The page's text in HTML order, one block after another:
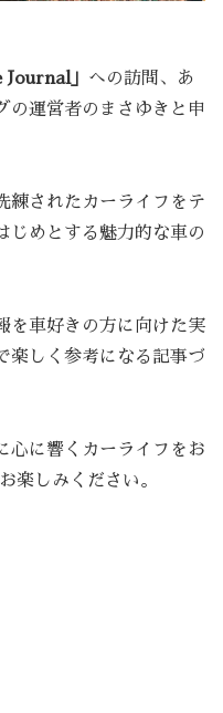
」 への訪問、あ
の運営者のまさゆきと申
練されたカーライフをテ
じめとする魅力的な車の
を車好きの方に向けた実
楽しく参考になる記事づ
心に響くカーライフをお
楽しみください。